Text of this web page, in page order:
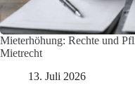
Mieterhöhung: Rechte und
Mietrecht
13. Juli 2026